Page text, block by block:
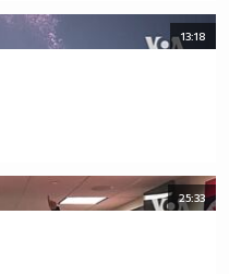
13:18
25:33